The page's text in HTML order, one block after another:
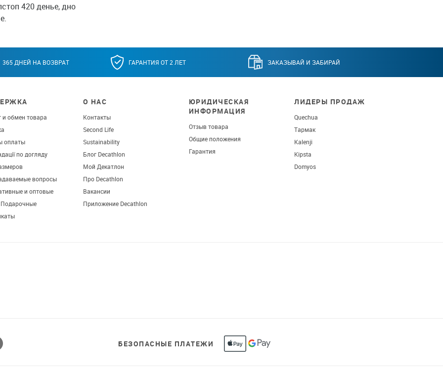
420 денье, дно
365 ДНЕЙ НА ВОЗВРАТ ГАРАНТИЯ ОТ 2 ЛЕТ ЗАКАЗЫВАЙ И ЗАБИРАЙ
и обмен товара
оплаты
по догляду
вопросы
и оптовые
О НАС
Контакты
Second Life
Sustainability
Блог Decathlon
Мой Декатлон
Про Decathlon
Вакансии
Приложение Decathlon
ЮРИДИЧЕСКАЯ
ИНФОРМАЦИЯ
Отзыв товара
Общие положения
Гарантия
ЛИДЕРЫ ПРОДАЖ
Quechua
Тармак
Kalenji
Kipsta
Domyos
БЕЗОПАСНЫЕ ПЛАТЕЖИ